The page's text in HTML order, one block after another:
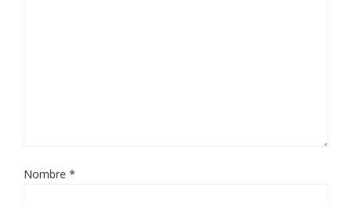
Nombre *